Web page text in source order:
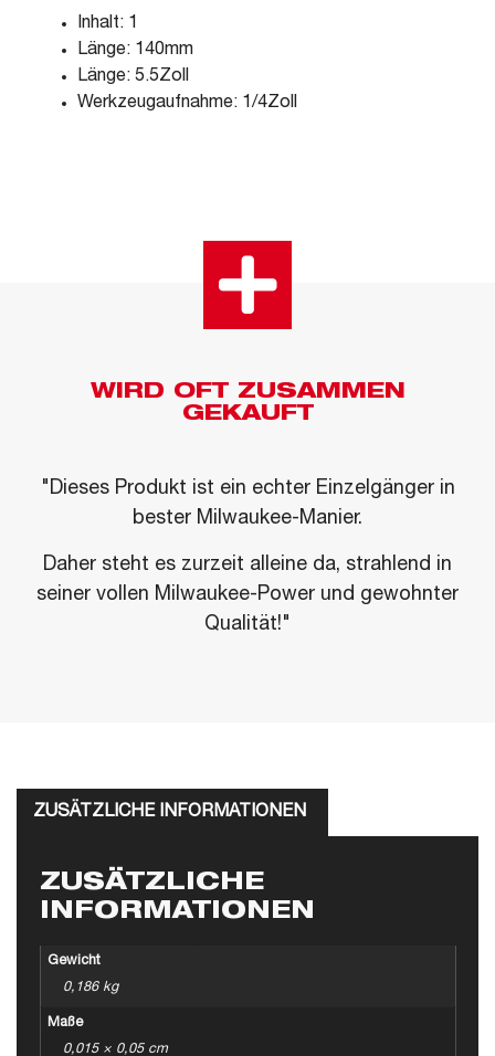
Inhalt: 1
Länge: 140mm
Länge: 5.5Zoll
Werkzeugaufnahme: 1/4Zoll
WIRD OFT ZUSAMMEN
GEKAUFT
"Dieses Produkt ist ein echter Einzelgänger in
bester Milwaukee-Manier.
Daher steht es zurzeit alleine da, strahlend in
seiner vollen Milwaukee-Power und gewohnter
Qualität!"
ZUSÄTZLICHE INFORMATIONEN
ZUSÄTZLICHE
INFORMATIONEN
Gewicht
0,186 kg
Maße
0,015 × 0,05 cm